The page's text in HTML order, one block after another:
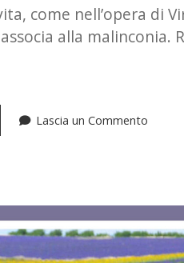
come nell’opera di
alla malinconia.
Lascia un Commento